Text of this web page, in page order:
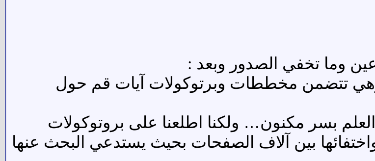
وما تخفي الصدور وبعد :
وهي تتضمن مخططات وبرتوكولات آيات قم حول
العلم بسر مكنون… ولكنا اطلعنا على بروتوكولات
بين آلاف الصفحات بحيث يستدعي البحث عنها